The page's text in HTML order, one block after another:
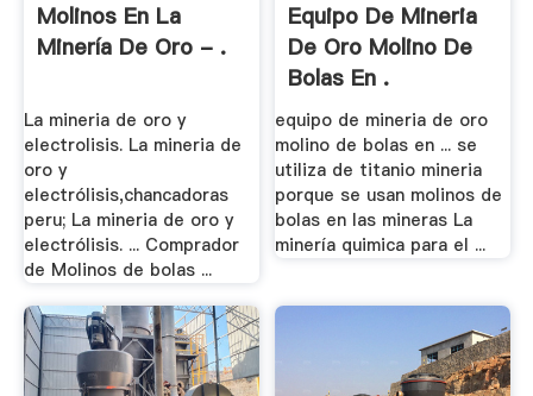
Molinos En La
Minería De Oro - .
La mineria de oro y
electrolisis. La mineria de
oro y
electrólisis,chancadoras
peru; La mineria de oro y
electrólisis. ... Comprador
de Molinos de bolas ...
Equipo De Mineria
De Oro Molino De
Bolas En .
equipo de mineria de oro
molino de bolas en ... se
utiliza de titanio mineria
porque se usan molinos de
bolas en las mineras La
minería quimica para el ...